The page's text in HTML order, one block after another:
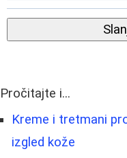
Pročitajte i...
Kreme i tretmani
izgled kože